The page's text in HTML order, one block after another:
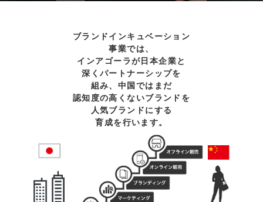
ブランドインキュベーション
事業では、
インアゴーラが日本企業と
深くパートナーシップを
組み、 中国ではまだ
認知度の高くないブランドを
人気ブランドにする
育成を行います。